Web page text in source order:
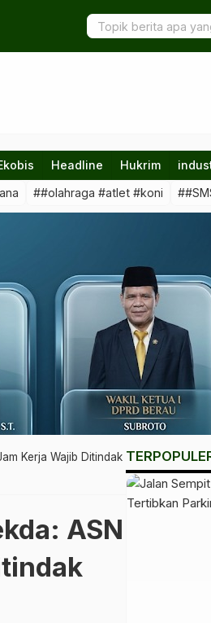
Berkat ASN, Beras
Headline Hukrim
##olahraga #atlet #koni
Kerja Wajib Ditindak
ASN